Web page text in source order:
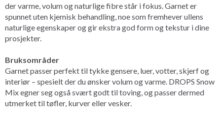
der varme, volum og naturlige fibre står i fokus. Garnet er
spunnet uten kjemisk behandling, noe som fremhever ullens
naturlige egenskaper og gir ekstra god form og tekstur i dine
prosjekter.
Bruksområder
Garnet passer perfekt til tykke gensere, luer, votter, skjerf og
interiør – spesielt der du ønsker volum og varme. DROPS Snow
Mix egner seg også svært godt til toving, og passer dermed
utmerket til tøfler, kurver eller vesker.